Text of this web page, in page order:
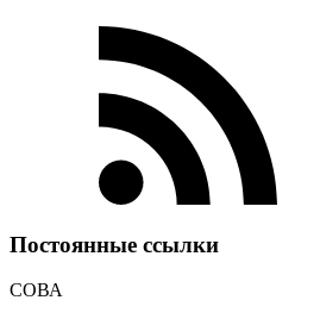
Постоянные ссылки
СОВА